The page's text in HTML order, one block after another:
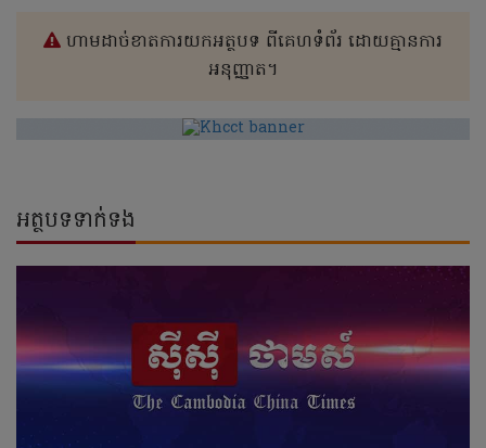
ហាមដាច់ខាតការយកអត្ថបទ ពីគេហទំព័រ ដោយគ្មានការ
អនុញ្ញាត។
អត្ថបទទាក់ទង